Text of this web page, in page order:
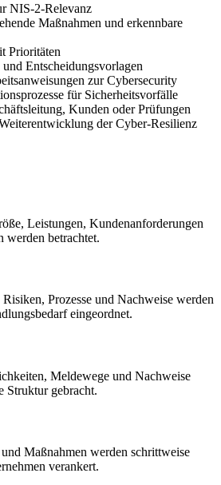
NIS-2-Relevanz
Maßnahmen und erkennbare
Prioritäten
Entscheidungsvorlagen
zur Cybersecurity
für Sicherheitsvorfälle
Kunden oder Prüfungen
der Cyber-Resilienz
Leistungen, Kundenanforderungen
werden betrachtet.
Prozesse und Nachweise werden
eingeordnet.
Meldewege und Nachweise
Struktur gebracht.
Maßnahmen werden schrittweise
verankert.